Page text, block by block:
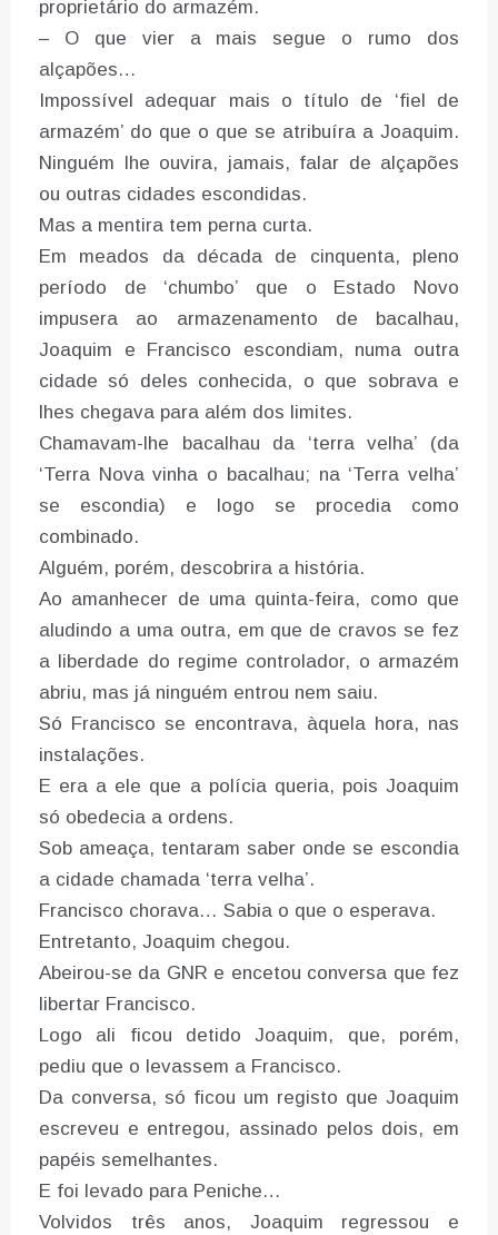
proprietário do armazém.
– O que vier a mais segue o rumo dos
alçapões…
Impossível adequar mais o título de ‘fiel de
armazém’ do que o que se atribuíra a Joaquim.
Ninguém lhe ouvira, jamais, falar de alçapões
ou outras cidades escondidas.
Mas a mentira tem perna curta.
Em meados da década de cinquenta, pleno
período de ‘chumbo’ que o Estado Novo
impusera ao armazenamento de bacalhau,
Joaquim e Francisco escondiam, numa outra
cidade só deles conhecida, o que sobrava e
lhes chegava para além dos limites.
Chamavam-lhe bacalhau da ‘terra velha’ (da
‘Terra Nova vinha o bacalhau; na ‘Terra velha’
se escondia) e logo se procedia como
combinado.
Alguém, porém, descobrira a história.
Ao amanhecer de uma quinta-feira, como que
aludindo a uma outra, em que de cravos se fez
a liberdade do regime controlador, o armazém
abriu, mas já ninguém entrou nem saiu.
Só Francisco se encontrava, àquela hora, nas
instalações.
E era a ele que a polícia queria, pois Joaquim
só obedecia a ordens.
Sob ameaça, tentaram saber onde se escondia
a cidade chamada ‘terra velha’.
Francisco chorava… Sabia o que o esperava.
Entretanto, Joaquim chegou.
Abeirou-se da GNR e encetou conversa que fez
libertar Francisco.
Logo ali ficou detido Joaquim, que, porém,
pediu que o levassem a Francisco.
Da conversa, só ficou um registo que Joaquim
escreveu e entregou, assinado pelos dois, em
papéis semelhantes.
E foi levado para Peniche…
Volvidos três anos, Joaquim regressou e